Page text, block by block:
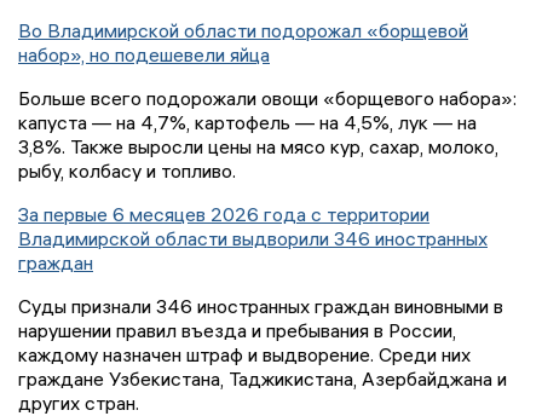
Во Владимирской области подорожал «борщевой
набор», но подешевели яйца
Больше всего подорожали овощи «борщевого набора»:
капуста — на 4,7%, картофель — на 4,5%, лук — на
3,8%. Также выросли цены на мясо кур, сахар, молоко,
рыбу, колбасу и топливо.
За первые 6 месяцев 2026 года с территории
Владимирской области выдворили 346 иностранных
граждан
Суды признали 346 иностранных граждан виновными в
нарушении правил въезда и пребывания в России,
каждому назначен штраф и выдворение. Среди них
граждане Узбекистана, Таджикистана, Азербайджана и
других стран.